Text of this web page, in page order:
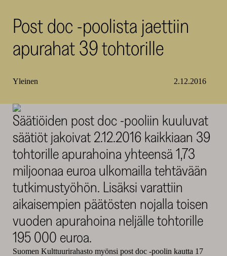
Post doc -poolista jaettiin
apurahat 39 tohtorille
Yleinen 2.12.2016
Säätiöiden post doc -pooliin kuuluvat
säätiöt jakoivat 2.12.2016 kaikkiaan 39
tohtorille apurahoina yhteensä 1,73
miljoonaa euroa ulkomailla tehtävään
tutkimustyöhön. Lisäksi varattiin
aikaisempien päätösten nojalla toisen
vuoden apurahoina neljälle tohtorille
195 000 euroa.
Suomen Kulttuurirahasto myönsi post doc -poolin kautta 17